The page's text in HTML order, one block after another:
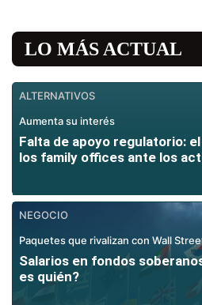
LO MÁS ACTUAL
ALTERNATIVOS
Aumenta su interés
Falta de apoyo regulatorio:
los family offices ante los
NEGOCIO
Paquetes que rivalizan con Wall
Salarios en fondos
es quién?